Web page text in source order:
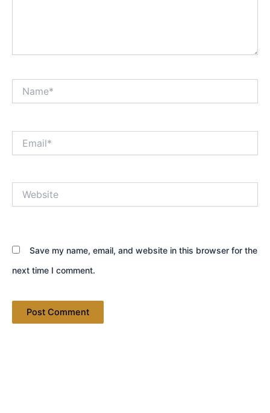
Save my name, email, and website in this browser for the
next time I comment.